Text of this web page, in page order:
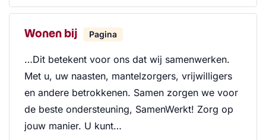
Wonen bij Pagina
…Dit betekent voor ons dat wij samenwerken.
Met u, uw naasten, mantelzorgers, vrijwilligers
en andere betrokkenen. Samen zorgen we voor
de beste ondersteuning, SamenWerkt! Zorg op
jouw manier. U kunt…